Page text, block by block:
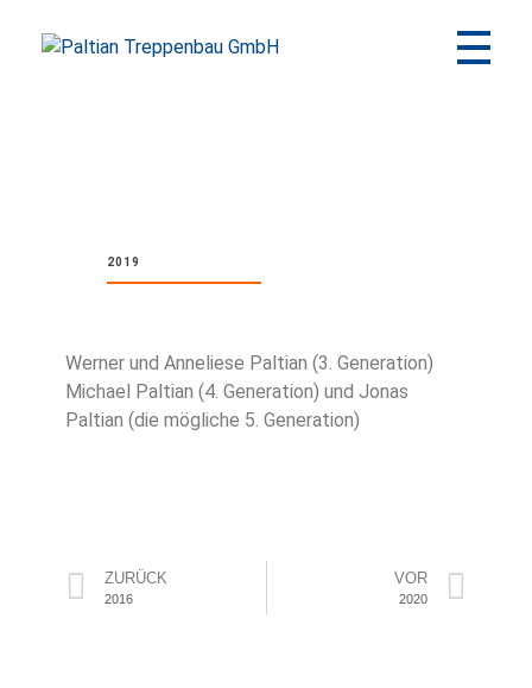
2019
Werner und Anneliese Paltian (3. Generation)
Michael Paltian (4. Generation) und Jonas
Paltian (die mögliche 5. Generation)
ZURÜCK
2016
VOR
2020